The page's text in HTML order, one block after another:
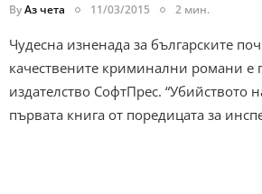
ByАз чета 11/03/2015 2 мин.
Чудесна изненада за българските
качествените криминални романи е
издателство СофтПрес. “Убийството
първата книга от поредицата за